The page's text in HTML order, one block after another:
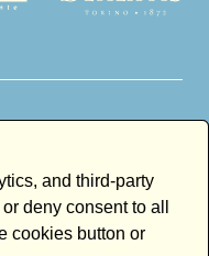
and third-party
deny consent to all
cookies button or